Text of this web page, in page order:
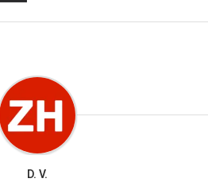
D. V.